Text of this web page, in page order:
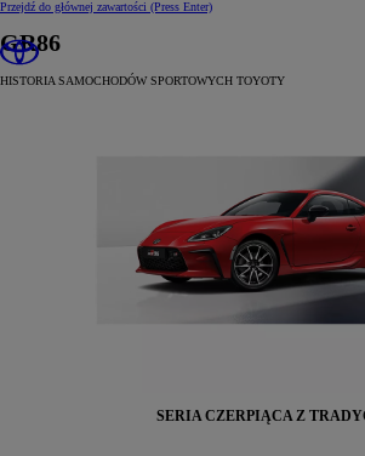
Przejdź do głównej zawartości (Press Enter)
GR86
HISTORIA SAMOCHODÓW SPORTOWYCH TOYOTY
SERIA CZERPIĄCA Z